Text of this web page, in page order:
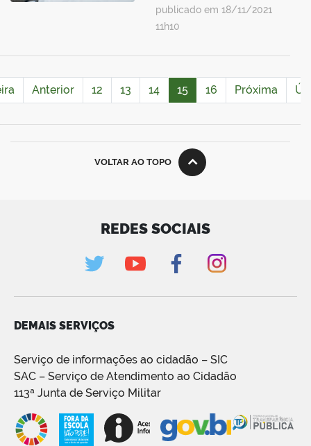
publicado em 18/11/2021
11h10
Anterior 12 13 14 15 16 Próxima
VOLTAR AO TOPO
REDES SOCIAIS
DEMAIS SERVIÇOS
Serviço de informações ao cidadão – SIC
SAC – Serviço de Atendimento ao Cidadão
113ª Junta de Serviço Militar